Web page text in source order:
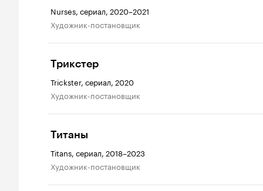
Nurses, сериал, 2020–2021
Художник-постановщик
Трикстер
Trickster, сериал, 2020
Художник-постановщик
Титаны
Titans, сериал, 2018–2023
Художник-постановщик